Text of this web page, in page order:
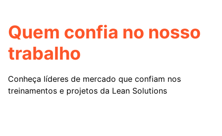
Quem confia no nosso
trabalho
Conheça líderes de mercado que confiam nos
treinamentos e projetos da Lean Solutions